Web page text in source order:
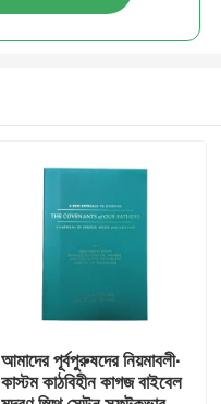
আমাদের পূর্বপুরুষদের নিয়মাবলী∙
কাস্টম কাঠবিহীন কাগজ বাইবেল